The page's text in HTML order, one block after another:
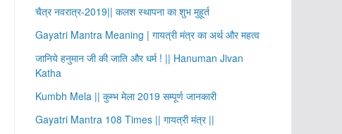
चैत्र नवरात्र-2019|| कलश स्थापना का शुभ मुहूर्त
Gayatri Mantra Meaning | गायत्री मंत्र का अर्थ और महत्व
जानिये हनुमान जी की जाति और धर्म ! || Hanuman Jivan
Katha
Kumbh Mela || कुम्भ मेला 2019 सम्पूर्ण जानकारी
Gayatri Mantra 108 Times || गायत्री मंत्र ||